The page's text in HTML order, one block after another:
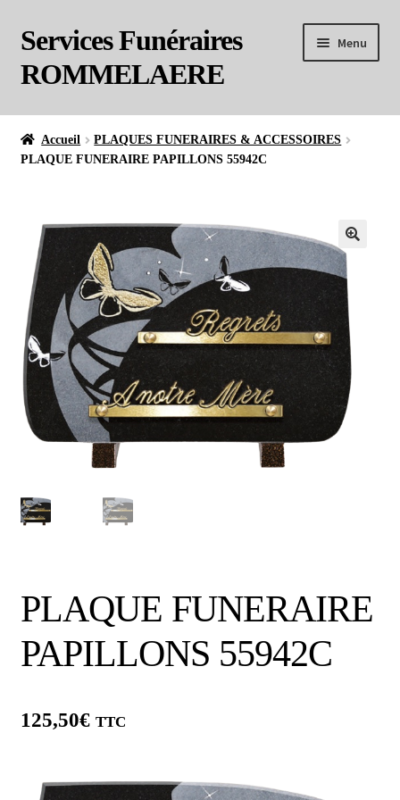
Services Funéraires
ROMMELAERE
Menu
Pompes Funèbres & Marbrerie ROMMELAERE
MARBRERIE FUNÉRAIRE
NOTRE ACCOMPAGNEMENT
INFO FUNERAIRE
CONTACT
AVIS DE DECES
Accueil
PLAQUES FUNERAIRES & ACCESSOIRES
PLAQUE FUNERAIRE PAPILLONS 55942C
PLAQUE FUNERAIRE
PAPILLONS 55942C
125,50€ TTC